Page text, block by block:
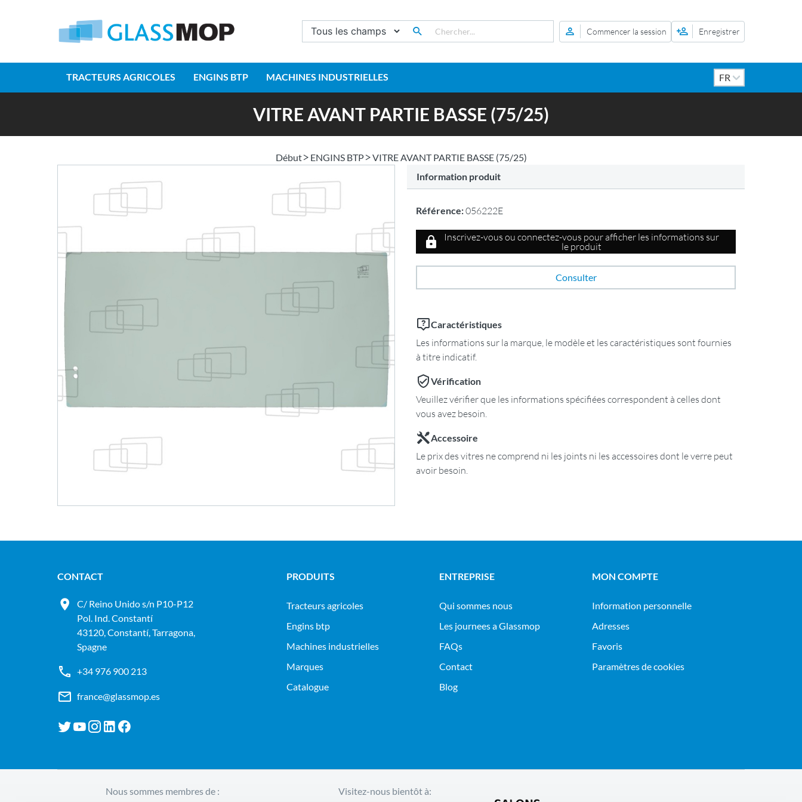
Commencer la session Enregistrer
TRACTEURS AGRICOLES ENGINS BTP MACHINES INDUSTRIELLES
VITRE AVANT PARTIE BASSE (75/25)
Début ENGINS BTP
VITRE AVANT PARTIE BASSE (75/25)
Information produit
Référence:056222E
Inscrivez-vous ou connectez-vous pour afficher les informations sur
le produit
Consulter
Caractéristiques
Les informations sur la marque, le modèle et les caractéristiques sont fournies
à titre indicatif.
Vérification
Veuillez vérifier que les informations spécifiées correspondent à celles dont
vous avez besoin.
Accessoire
Le prix des vitres ne comprend ni les joints ni les accessoires dont le verre peut
avoir besoin.
CONTACT
C/ Reino Unido s/n P10-P12
Pol. Ind. Constantí
43120, Constantí, Tarragona,
Spagne
+34 976 900 213
france@glassmop.es
PRODUITS
tracteurs agricoles
engins btp
machines industrielles
Marques
Catalogue
ENTREPRISE
Qui sommes nous
Les journees a Glassmop
FAQs
Contact
Blog
MON COMPTE
Information personnelle
Adresses
Favoris
Paramètres de cookies
Nous sommes membres de : Visitez-nous bientôt à: